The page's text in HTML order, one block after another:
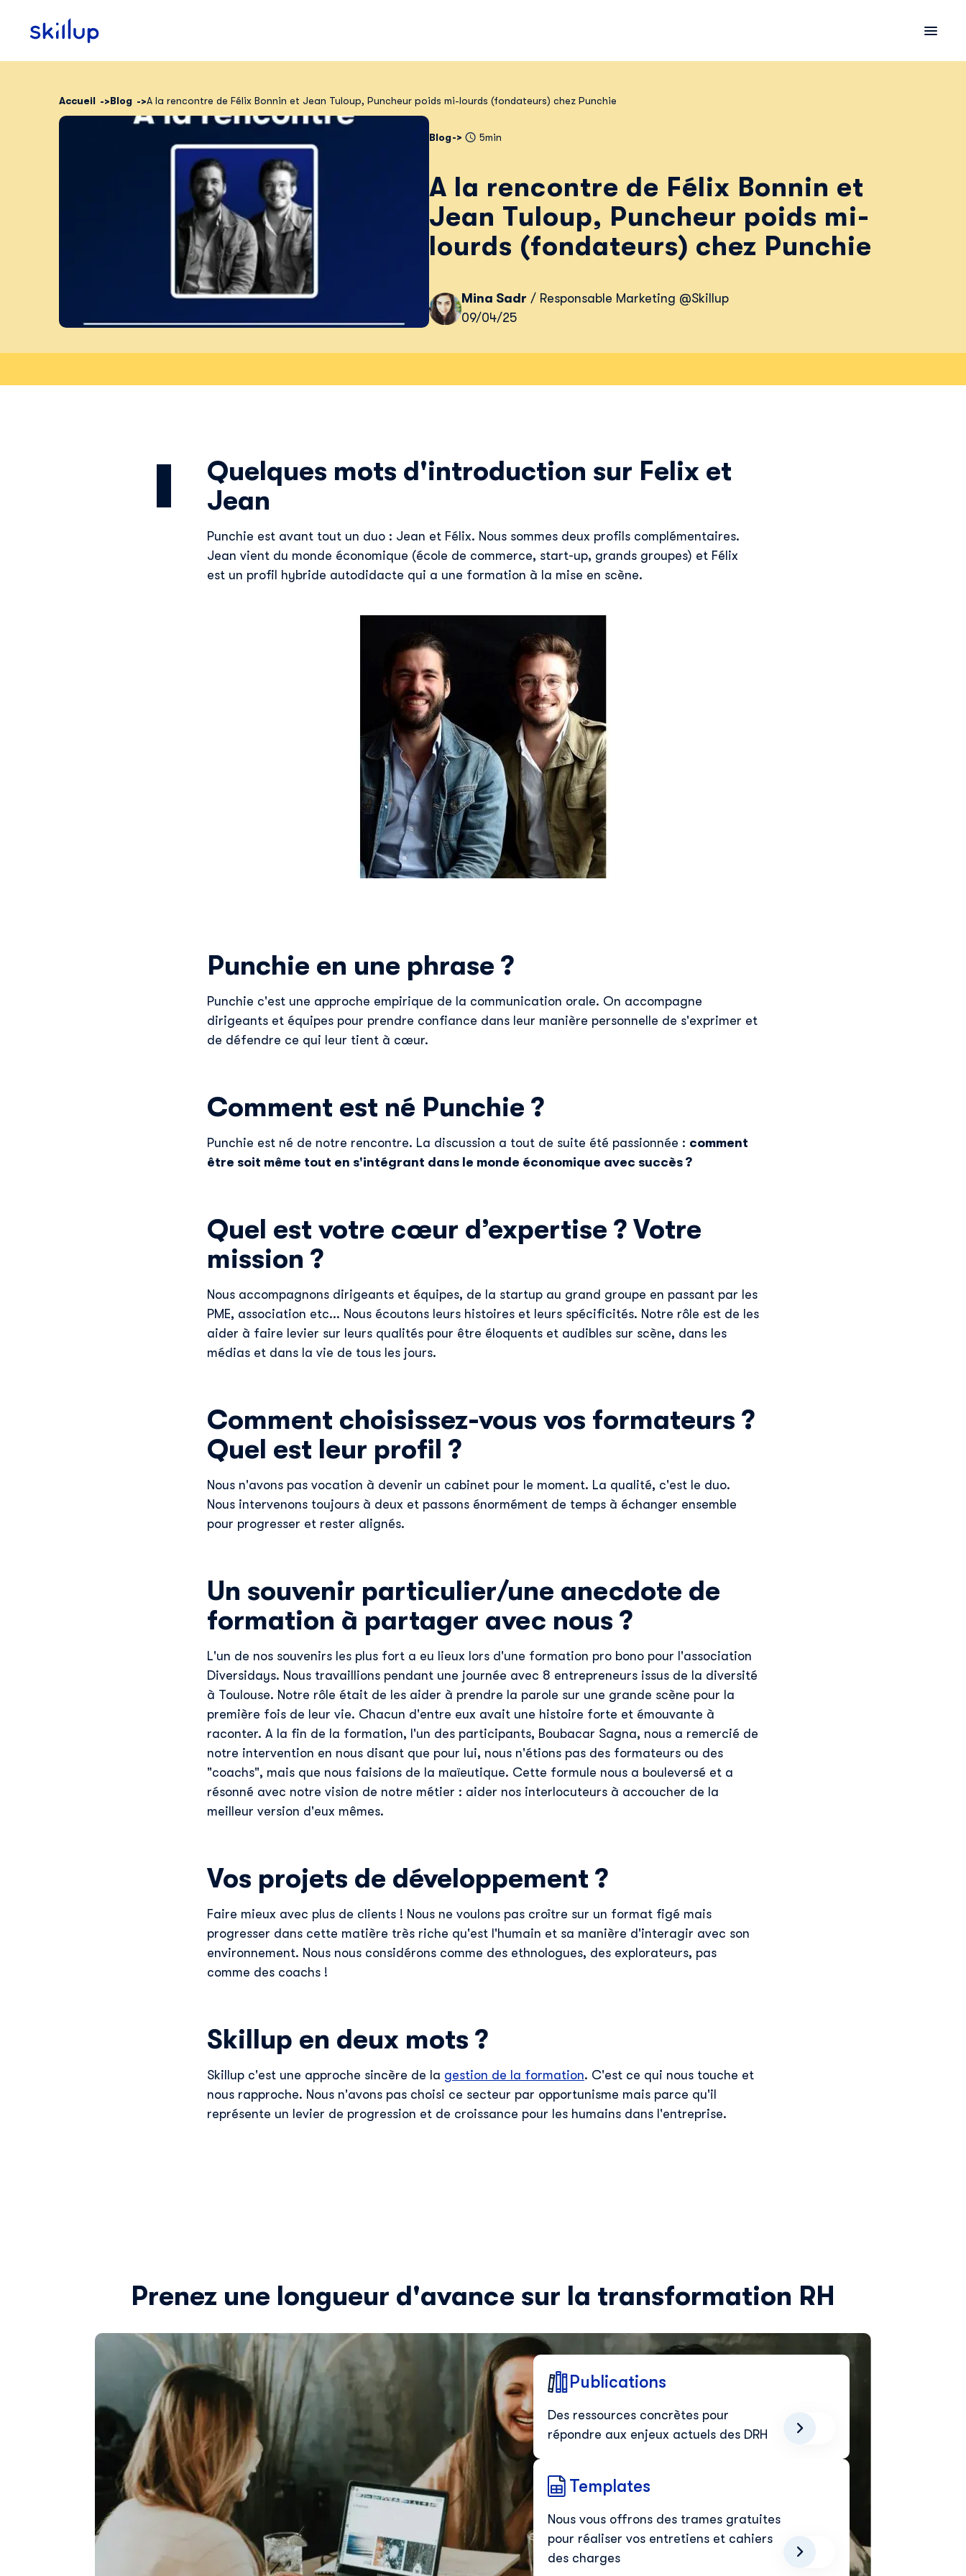
Clients
Découvrir Skillup
Prénom*
E-mail professionnel*
Téléphone
Skillup utilise vos informations pour vous fournir du
contenu pertinent sur nos produits et services. Vous
pouvez vous désinscrire à tout moment. Pour plus de
politique de confidentialité
Accueil Blog A la rencontre de Félix Bonnin et Jean Tuloup, Puncheur poids mi-lourds (fondateurs) chez Punchie
Blog 5min
A la rencontre de Félix Bonnin et
Jean Tuloup, Puncheur poids mi-
lourds (fondateurs) chez Punchie
Mina Sadr / Responsable Marketing @Skillup
09/04/25
Quelques mots d'introduction sur Felix et
Jean
Punchie est avant tout un duo : Jean et Félix. Nous sommes deux profils complémentaires.
Jean vient du monde économique (école de commerce, start-up, grands groupes) et Félix
est un profil hybride autodidacte qui a une formation à la mise en scène.
Punchie en une phrase ?
Punchie c'est une approche empirique de la communication orale. On accompagne
dirigeants et équipes pour prendre confiance dans leur manière personnelle de s'exprimer et
de défendre ce qui leur tient à cœur.
Comment est né Punchie ?
Punchie est né de notre rencontre. La discussion a tout de suite été passionnée : comment
être soit même tout en s'intégrant dans le monde économique avec succès ?
Quel est votre cœur d’expertise ? Votre
mission ?
Nous accompagnons dirigeants et équipes, de la startup au grand groupe en passant par les
PME, association etc... Nous écoutons leurs histoires et leurs spécificités. Notre rôle est de les
aider à faire levier sur leurs qualités pour être éloquents et audibles sur scène, dans les
médias et dans la vie de tous les jours.
Comment choisissez-vous vos formateurs ?
Quel est leur profil ?
Nous n'avons pas vocation à devenir un cabinet pour le moment. La qualité, c'est le duo.
Nous intervenons toujours à deux et passons énormément de temps à échanger ensemble
pour progresser et rester alignés.
Un souvenir particulier/une anecdote de
formation à partager avec nous ?
L'un de nos souvenirs les plus fort a eu lieux lors d'une formation pro bono pour l'association
Diversidays. Nous travaillions pendant une journée avec 8 entrepreneurs issus de la diversité
à Toulouse. Notre rôle était de les aider à prendre la parole sur une grande scène pour la
première fois de leur vie. Chacun d'entre eux avait une histoire forte et émouvante à
raconter. A la fin de la formation, l'un des participants, Boubacar Sagna, nous a remercié de
notre intervention en nous disant que pour lui, nous n'étions pas des formateurs ou des
"coachs", mais que nous faisions de la maïeutique. Cette formule nous a bouleversé et a
résonné avec notre vision de notre métier : aider nos interlocuteurs à accoucher de la
meilleur version d'eux mêmes.
Vos projets de développement ?
Faire mieux avec plus de clients ! Nous ne voulons pas croître sur un format figé mais
progresser dans cette matière très riche qu'est l'humain et sa manière d'interagir avec son
environnement. Nous nous considérons comme des ethnologues, des explorateurs, pas
comme des coachs !
Skillup en deux mots ?
Skillup c'est une approche sincère de la gestion de la formation. C'est ce qui nous touche et
nous rapproche. Nous n'avons pas choisi ce secteur par opportunisme mais parce qu'il
représente un levier de progression et de croissance pour les humains dans l'entreprise.
Prenez une longueur d'avance sur la transformation RH
Publications
Des ressources concrètes pour
répondre aux enjeux actuels des DRH
Templates
Nous vous offrons des trames gratuites
pour réaliser vos entretiens et cahiers
des charges